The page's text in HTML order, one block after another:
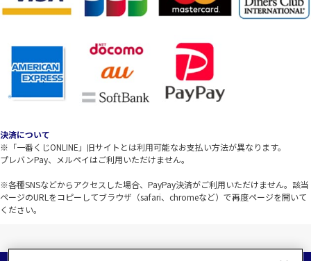
決済について
※「一番くじONLINE」旧サイトとは利用可能なお支払い方法が異なります。
プレバンPay、メルペイはご利用いただけません。
※各種SNSなどからアクセスした場合、PayPay決済がご利用いただけません。該当
ページのURLをコピーしてブラウザ（safari、chromeなど）で再度ページを開いて
ください。